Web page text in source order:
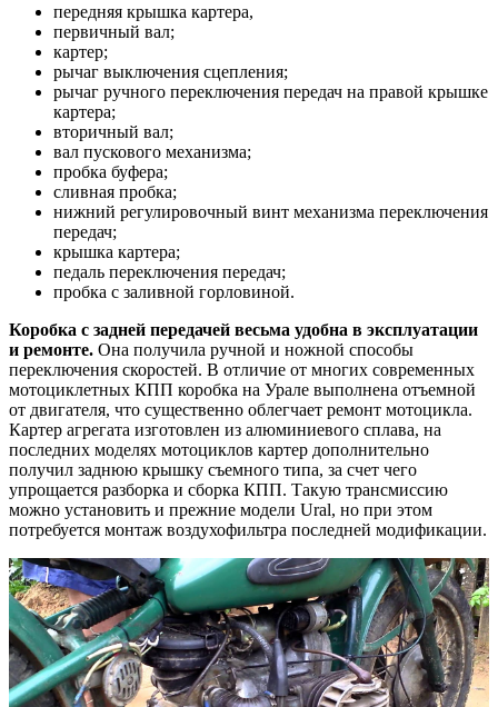
передняя крышка картера,
первичный вал;
картер;
рычаг выключения сцепления;
рычаг ручного переключения передач на правой крышке
картера;
вторичный вал;
вал пускового механизма;
пробка буфера;
сливная пробка;
нижний регулировочный винт механизма переключения
передач;
крышка картера;
педаль переключения передач;
пробка с заливной горловиной.
Коробка с задней передачей весьма удобна в эксплуатации
и ремонте. Она получила ручной и ножной способы
переключения скоростей. В отличие от многих современных
мотоциклетных КПП коробка на Урале выполнена отъемной
от двигателя, что существенно облегчает ремонт мотоцикла.
Картер агрегата изготовлен из алюминиевого сплава, на
последних моделях мотоциклов картер дополнительно
получил заднюю крышку съемного типа, за счет чего
упрощается разборка и сборка КПП. Такую трансмиссию
можно установить и прежние модели Ural, но при этом
потребуется монтаж воздухофильтра последней модификации.